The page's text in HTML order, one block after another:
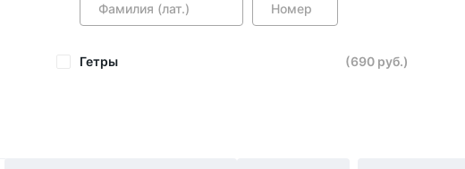
Гетры (690 руб.)